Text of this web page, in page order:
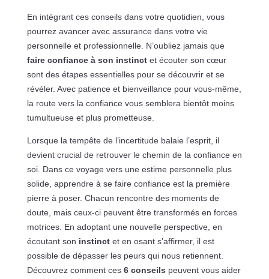
En intégrant ces conseils dans votre quotidien, vous
pourrez avancer avec assurance dans votre vie
personnelle et professionnelle. N’oubliez jamais que
faire confiance à son instinctet écouter son cœur
sont des étapes essentielles pour se découvrir et se
révéler. Avec patience et bienveillance pour vous-même,
la route vers la confiance vous semblera bientôt moins
tumultueuse et plus prometteuse.
Lorsque la tempête de l’incertitude balaie l’esprit, il
devient crucial de retrouver le chemin de la confiance en
soi. Dans ce voyage vers une estime personnelle plus
solide, apprendre à se faire confiance est la première
pierre à poser. Chacun rencontre des moments de
doute, mais ceux-ci peuvent être transformés en forces
motrices. En adoptant une nouvelle perspective, en
écoutant son instinctet en osant s’affirmer, il est
possible de dépasser les peurs qui nous retiennent.
Découvrez comment ces 6 conseils peuvent vous aider